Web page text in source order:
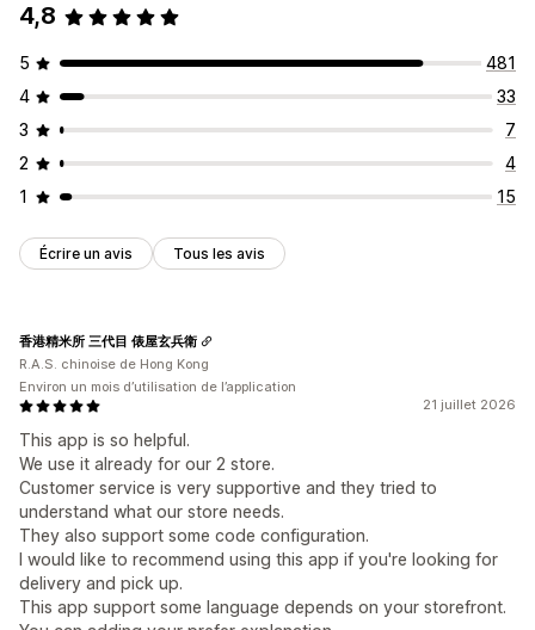
4,8
5
481
4
33
3
7
2
4
1
15
Écrire un avis Tous les avis
21 juillet 2026
This app is so helpful.
We use it already for our 2 store.
Customer service is very supportive and they tried to
understand what our store needs.
They also support some code configuration.
I would like to recommend using this app if you're looking for
delivery and pick up.
This app support some language depends on your storefront.
香港精米所 三代目 俵屋玄兵衛
R.A.S. chinoise de Hong Kong
Environ un mois d’utilisation de l’application